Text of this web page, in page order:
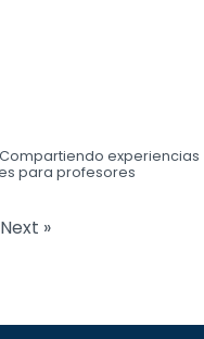
experiencias
para profesores
Next »